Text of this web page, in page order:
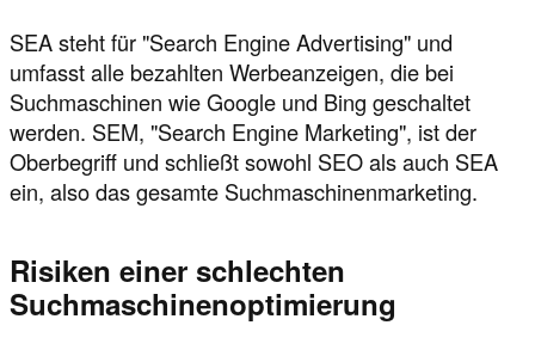
SEA steht für "Search Engine Advertising" und
umfasst alle bezahlten Werbeanzeigen, die bei
Suchmaschinen wie Google und Bing geschaltet
werden. SEM, "Search Engine Marketing", ist der
Oberbegriff und schließt sowohl SEO als auch SEA
ein, also das gesamte Suchmaschinenmarketing.
Risiken einer schlechten
Suchmaschinenoptimierung